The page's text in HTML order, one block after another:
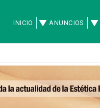
INICIO ANUNCIOS